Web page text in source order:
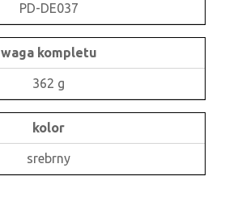
PD-DE037
waga kompletu
362 g
kolor
srebrny